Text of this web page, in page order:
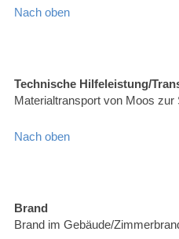
Nach oben
Technische Hilfeleistung/
Materialtransport von Moos
Nach oben
Brand
Brand im Gebäude/